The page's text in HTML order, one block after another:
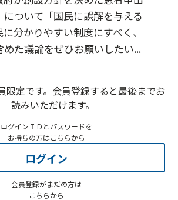
ついて「国民に誤解を与える
分かりやすい制度にすべく、
た議論をぜひお願いしたい...
限定です。会員登録すると最後までお
読みいただけます。
ログインＩＤとパスワードを
お持ちの方はこちらから
ログイン
会員登録がまだの方は
こちらから